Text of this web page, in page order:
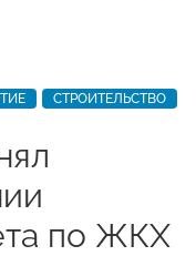
СТРОИТЕЛЬСТВО
по ЖКХ